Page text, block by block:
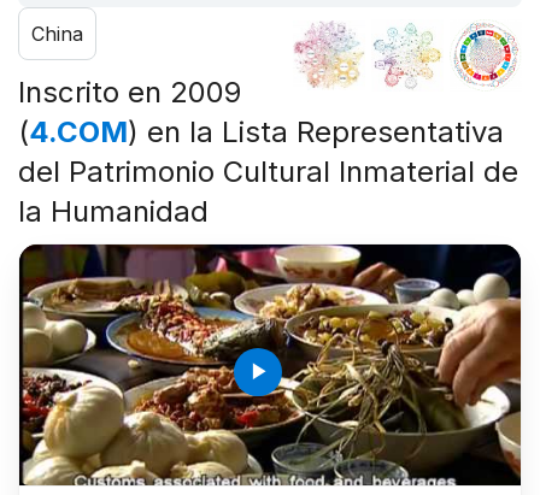
China
Inscrito en 2009
(4.COM) en la Lista Representativa
del Patrimonio Cultural Inmaterial de
la Humanidad
play_arrow